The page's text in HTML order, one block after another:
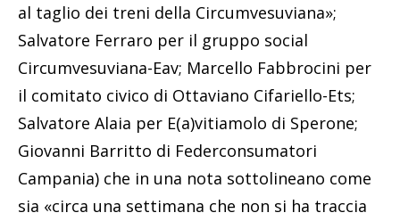
al taglio dei treni della Circumvesuviana»;
Salvatore Ferraro per il gruppo social
Circumvesuviana-Eav; Marcello Fabbrocini per
il comitato civico di Ottaviano Cifariello-Ets;
Salvatore Alaia per E(a)vitiamolo di Sperone;
Giovanni Barritto di Federconsumatori
Campania) che in una nota sottolineano come
sia «circa una settimana che non si ha traccia